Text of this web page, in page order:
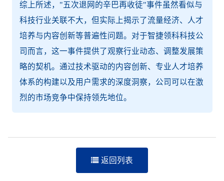
综上所述，"五次退网的辛巴再收徒"事件虽然看似与
科技行业关联不大，但实际上揭示了流量经济、人才
培养与内容创新等普遍性问题。对于智捷领科科技公
司而言，这一事件提供了观察行业动态、调整发展策
略的契机。通过技术驱动的内容创新、专业人才培养
体系的构建以及用户需求的深度洞察，公司可以在激
烈的市场竞争中保持领先地位。
返回列表